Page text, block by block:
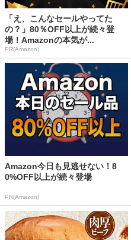
「え、こんなセールやってた
の？」80％OFF以上が続々登
場！Amazonの本気が...
PR(Amazon)
Amazon今日も見逃せない！8
0%OFF以上が続々登場
PR(Amazon)